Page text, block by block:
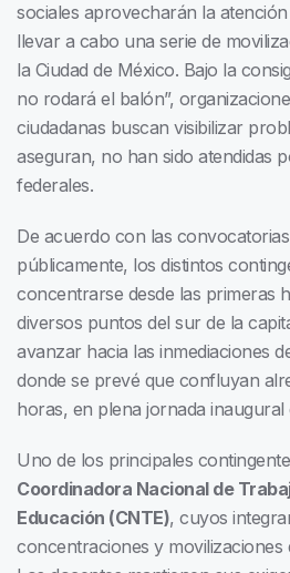
sociales aprovecharán la
llevar a cabo una serie de
la Ciudad de México. Bajo la
no rodará el balón”,
ciudadanas buscan visibilizar
aseguran, no han sido atendidas
federales.
De acuerdo con las
públicamente, los distintos
concentrarse desde las primeras
diversos puntos del sur de la
avanzar hacia las inmediaciones
donde se prevé que confluyan
horas, en plena jornada inaugural
Uno de los principales
Coordinadora Nacional de
Educación (CNTE), cuyos
concentraciones y movilizaciones